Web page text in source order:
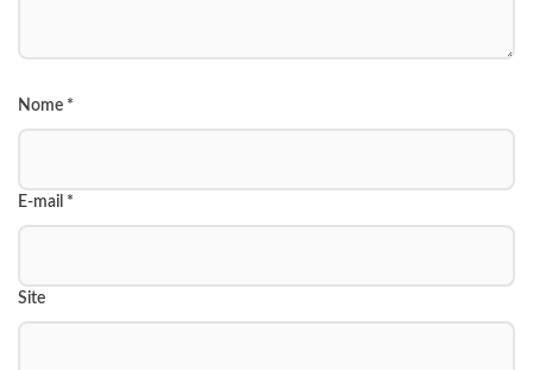
Nome *
E-mail *
Site